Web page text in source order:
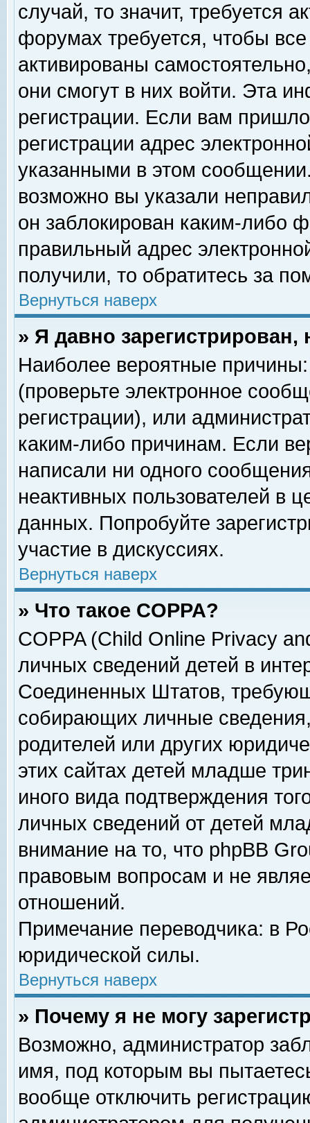
случай, то значит, требуется
форумах требуется, чтобы
активированы
они смогут в них войти. Эта
регистрации. Если вам
регистрации адрес
указанными в этом
возможно вы указали
он заблокирован каким-либо
правильный адрес
получили, то обратитесь за
Вернуться наверх
» Я давно
Наиболее вероятные
(проверьте электронное
регистрации), или
каким-либо причинам. Если
написали ни одного
неактивных пользователей в
данных. Попробуйте
участие в дискуссиях.
Вернуться наверх
» Что такое COPPA?
COPPA (Child Online Privacy
личных сведений детей в
Соединенных Штатов,
собирающих личные
родителей или других
этих сайтах детей младше
иного вида подтверждения
личных сведений от детей
внимание на то, что phpBB
правовым вопросам и не
отношений.
Примечание переводчика: в
юридической силы.
Вернуться наверх
» Почему я не могу
Возможно, администратор
имя, под которым вы
вообще отключить